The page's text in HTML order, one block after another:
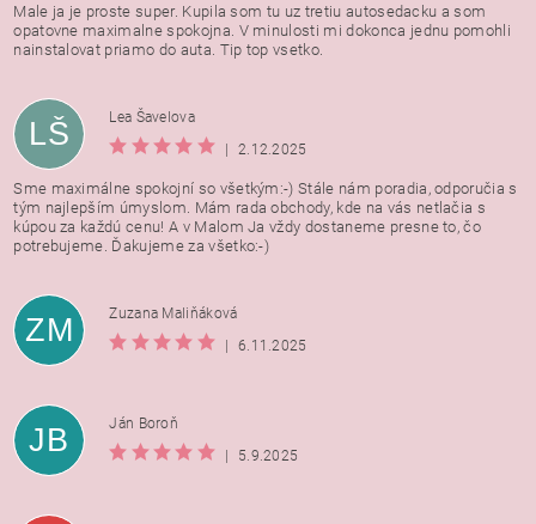
Male ja je proste super. Kupila som tu uz tretiu autosedacku a som
opatovne maximalne spokojna. V minulosti mi dokonca jednu pomohli
nainstalovat priamo do auta. Tip top vsetko.
LŠ
Lea Šavelova
|
2.12.2025
Sme maximálne spokojní so všetkým:-) Stále nám poradia, odporučia s
tým najlepším úmyslom. Mám rada obchody, kde na vás netlačia s
kúpou za každú cenu! A v Malom Ja vždy dostaneme presne to, čo
potrebujeme. Ďakujeme za všetko:-)
ZM
Zuzana Maliňáková
|
6.11.2025
JB
Ján Boroň
|
5.9.2025